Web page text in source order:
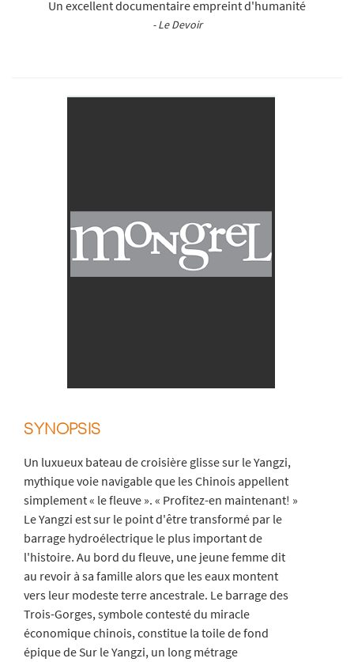
Un excellent documentaire empreint d'humanité
- Le Devoir
SYNOPSIS
Un luxueux bateau de croisière glisse sur le Yangzi,
mythique voie navigable que les Chinois appellent
simplement « le fleuve ». « Profitez-en maintenant! »
Le Yangzi est sur le point d'être transformé par le
barrage hydroélectrique le plus important de
l'histoire. Au bord du fleuve, une jeune femme dit
au revoir à sa famille alors que les eaux montent
vers leur modeste terre ancestrale. Le barrage des
Trois-Gorges, symbole contesté du miracle
économique chinois, constitue la toile de fond
épique de Sur le Yangzi, un long métrage